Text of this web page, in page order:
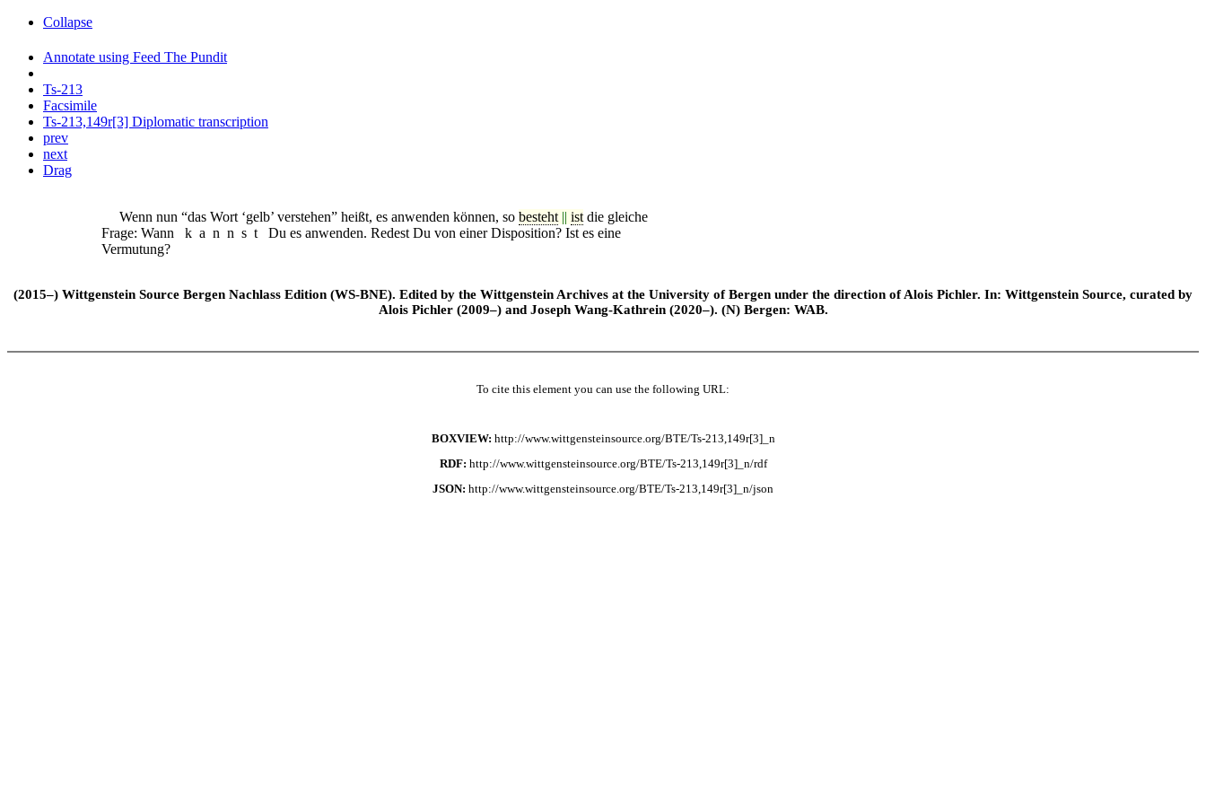
Collapse
Annotate using Feed The Pundit
Ts-213
Facsimile
Ts-213,149r[3] Diplomatic transcription
prev
next
Drag
Wenn nun “das Wort ‘gelb’ verstehen” heißt, es anwenden können, so besteht || ist die gleiche
Frage: Wann
kannst Du es anwenden. Redest Du von einer Disposition? Ist es eine
Vermutung?
(2015–) Wittgenstein Source Bergen Nachlass Edition (WS-BNE). Edited by the Wittgenstein Archives at the University of Bergen under the direction of Alois Pichler. In: Wittgenstein Source, curated by
Alois Pichler (2009–) and Joseph Wang-Kathrein (2020–). (N) Bergen: WAB.
To cite this element you can use the following URL:
BOXVIEW: http://www.wittgensteinsource.org/BTE/Ts-213,149r[3]_n
RDF: http://www.wittgensteinsource.org/BTE/Ts-213,149r[3]_n/rdf
JSON: http://www.wittgensteinsource.org/BTE/Ts-213,149r[3]_n/json